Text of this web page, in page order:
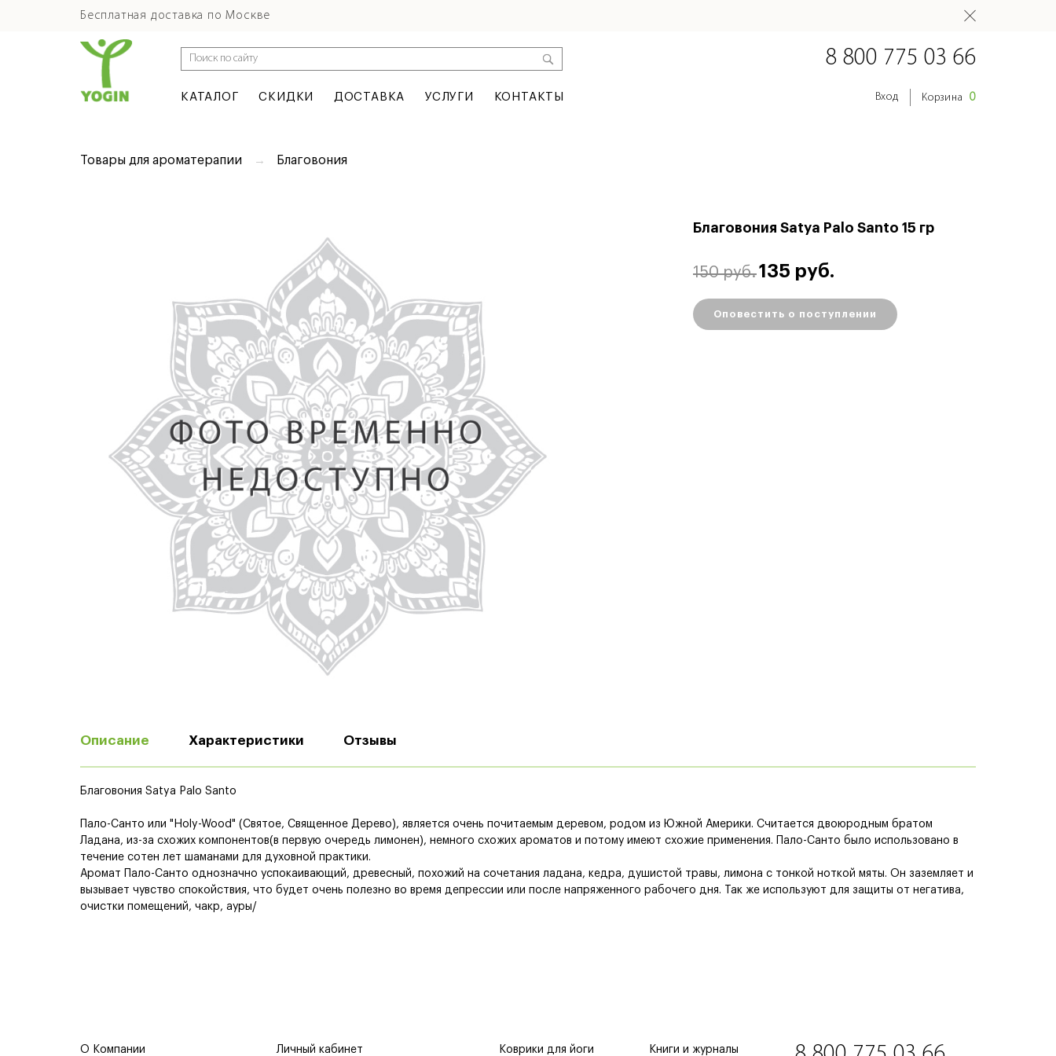
Бесплатная доставка по Москве
КАТАЛОГ СКИДКИ ДОСТАВКА УСЛУГИ КОНТАКТЫ
8 800 775 03 66
Вход Корзина 0
Товары для ароматерапии Благовония
Благовония Satya Palo Santo 15 гр
150 руб.135 руб.
Оповестить о поступлении
Описание Характеристики Отзывы
Благовония Satya Palo Santo
Пало-Санто или "Holy-Wood" (Святое, Священное Дерево), является очень почитаемым деревом, родом из Южной Америки. Считается двоюродным братом
Ладана, из-за схожих компонентов(в первую очередь лимонен), немного схожих ароматов и потому имеют схожие применения. Пало-Санто было использовано в
течение сотен лет шаманами для духовной практики.
Аромат Пало-Санто однозначно успокаивающий, древесный, похожий на сочетания ладана, кедра, душистой травы, лимона с тонкой ноткой мяты. Он заземляет и
вызывает чувство спокойствия, что будет очень полезно во время депрессии или после напряженного рабочего дня. Так же используют для защиты от негатива,
очистки помещений, чакр, ауры/
О Компании Личный кабинет Коврики для йоги Книги и журналы